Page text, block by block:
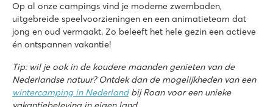
★
Zowel binnen- als buitenzwembad met glijbanen
Themapark Bommelwereld op slechts 20 autominuten rijden!
Gelegen in het Nationaal Landschap Winterswijk
Vakantiepark Ackersate
Vakantiepark Ackersate
Op al onze campings vind je moderne zwembaden,
uitgebreide speelvoorzieningen en een animatieteam dat
jong en oud vermaakt. Zo beleeft het hele gezin een actieve
én ontspannen vakantie!
Tip: wil je ook in de koudere maanden genieten van de
Nederlandse natuur? Ontdek dan de mogelijkheden van een
wintercamping in Nederlandbij Roan voor een unieke